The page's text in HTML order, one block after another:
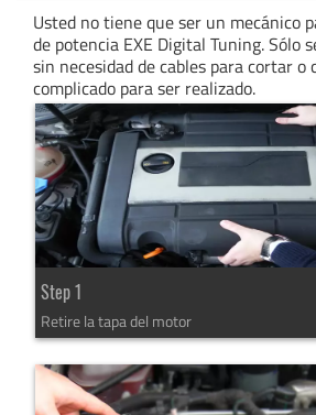
Usted no tiene que ser un mecánico
de potencia EXE Digital Tuning. Sólo
sin necesidad de cables para cortar o
complicado para ser realizado.
Step 1
Retire la tapa del motor